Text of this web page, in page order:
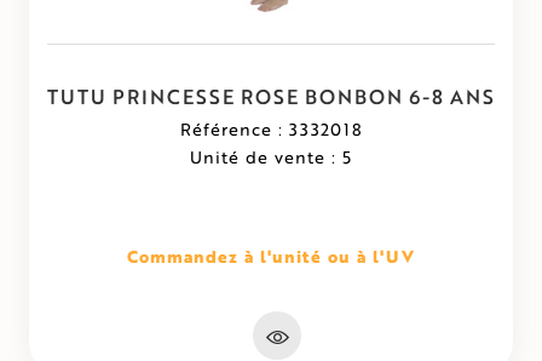
TUTU PRINCESSE ROSE BONBON 6-8 ANS
Référence : 3332018
Unité de vente : 5
Commandez à l'unité ou à l'UV